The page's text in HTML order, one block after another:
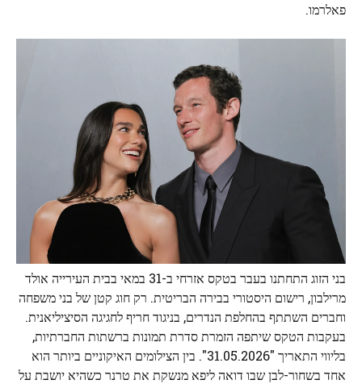
פאלרמו.
בני הזוג התחתנו בעבר בטקס אזרחי ב-31 במאי בבית העירייה אולד
מרילבון, רישום היסטורי בבירה הבריטית. רק חוג קטן של בני משפחה
וחברים השתתף בהחלפת הנדרים, בניגוד חריף לחגיגה הסיציליאנית.
בעקבות הטקס שיתפה הזמרת סדרת תמונות ברשתות החברתיות,
בליווי התאריך "31.05.2026". בין הצילומים האיקוניים ביותר הוא
אחד בשחור-לבן שבו דואה ליפא מנשקת את טרנר כשהיא יושבת על